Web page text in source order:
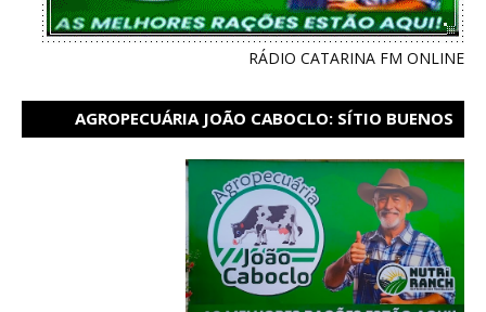
RÁDIO CATARINA FM ONLINE
AGROPECUÁRIA JOÃO CABOCLO: SÍTIO BUENOS